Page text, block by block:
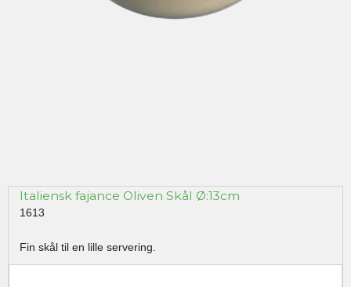
Italiensk fajance Oliven Skål Ø:13cm
1613
Fin skål til en lille servering.